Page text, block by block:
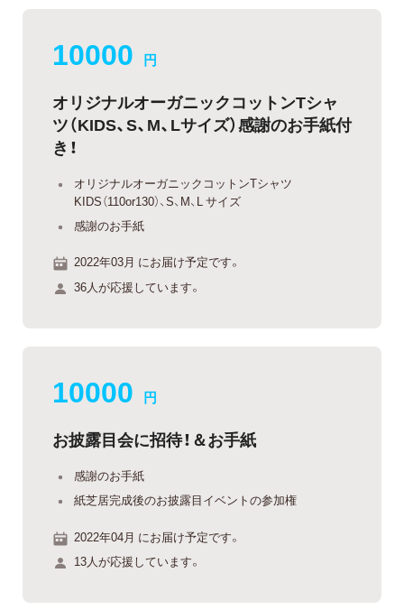
10000 円
オリジナルオーガニックコットンTシャ
ツ（KIDS、S、M、Lサイズ）感謝のお手紙付
き！
オリジナルオーガニックコットンTシャツ
KIDS（110or130）、S、M、L サイズ
感謝のお手紙
2022年03月 にお届け予定です。
36人が応援しています。
10000 円
お披露目会に招待！＆お手紙
感謝のお手紙
紙芝居完成後のお披露目イベントの参加権
2022年04月 にお届け予定です。
13人が応援しています。